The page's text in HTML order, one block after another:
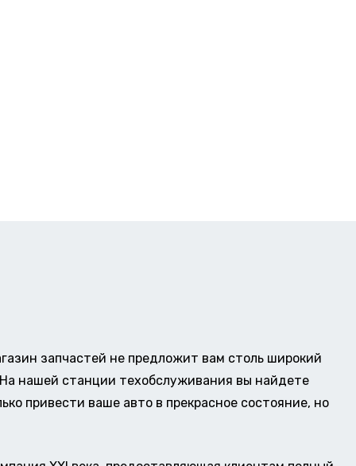
запчастей не предложит вам столь широкий
нашей станции техобслуживания вы найдете
привести ваше авто в прекрасное состояние, но